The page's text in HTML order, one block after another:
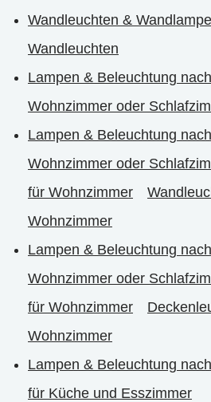
Wandleuchten &
Wandleuchten
Lampen & Beleuchtung
Wohnzimmer oder
Lampen & Beleuchtung
Wohnzimmer oder
für Wohnzimmer
Wohnzimmer
Lampen & Beleuchtung
Wohnzimmer oder
für Wohnzimmer
Wohnzimmer
Lampen & Beleuchtung
für Küche und Esszimmer